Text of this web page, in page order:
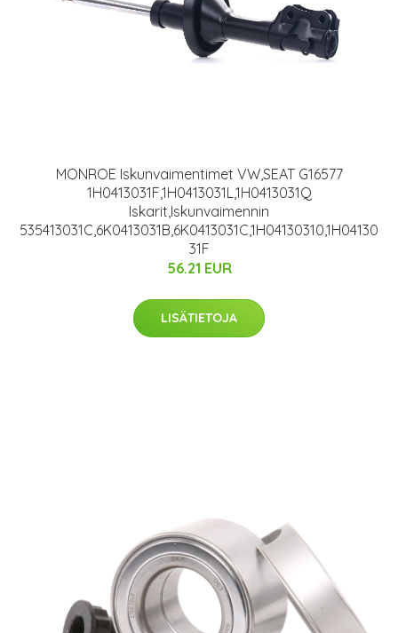
MONROE Iskunvaimentimet VW,SEAT G16577
1H0413031F,1H0413031L,1H0413031Q
Iskarit,Iskunvaimennin
535413031C,6K0413031B,6K0413031C,1H04130310,1H04130
31F
56.21 EUR
LISÄTIETOJA